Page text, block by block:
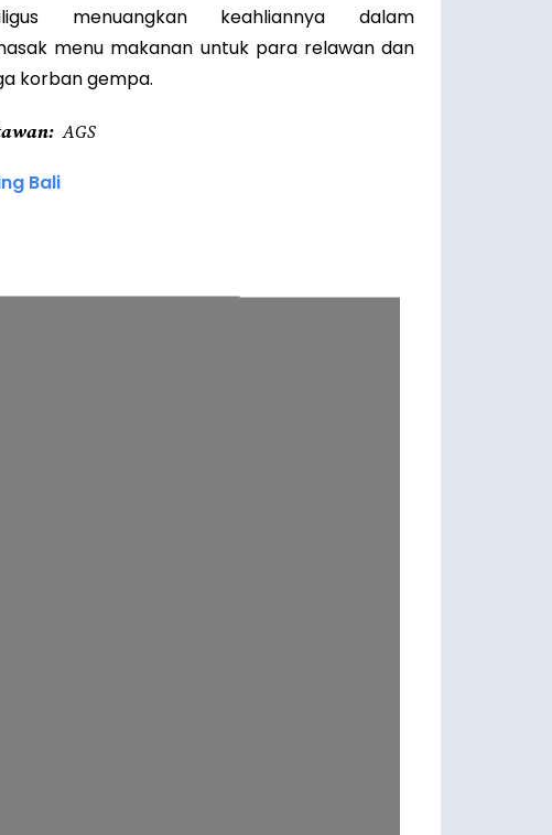
menuangkan keahliannya dalam
menu makanan untuk para relawan dan
korban gempa.
AGS
Bali